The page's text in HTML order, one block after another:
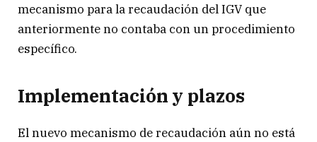
mecanismo para la recaudación del IGV que
anteriormente no contaba con un procedimiento
específico.
Implementación y plazos
El nuevo mecanismo de recaudación aún no está